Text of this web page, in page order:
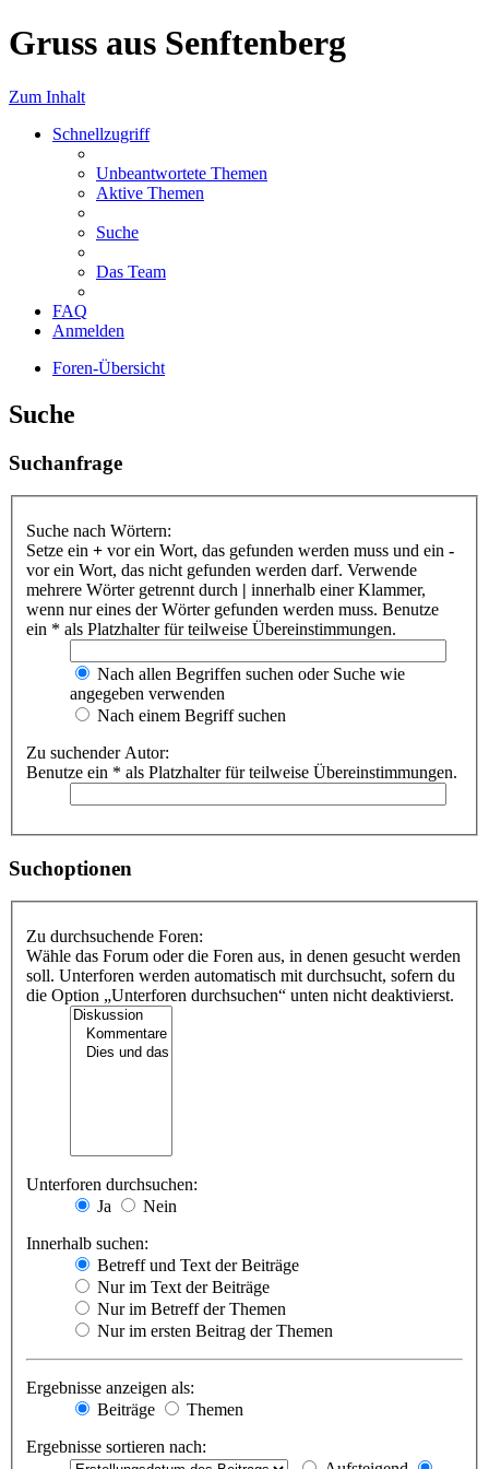
Gruss aus Senftenberg
Zum Inhalt
Schnellzugriff
Unbeantwortete Themen
Aktive Themen
Suche
Das Team
FAQ
Anmelden
Foren-Übersicht
Suche
Suchanfrage
Suche nach Wörtern:
Setze ein + vor ein Wort, das gefunden werden muss und ein -
vor ein Wort, das nicht gefunden werden darf. Verwende
mehrere Wörter getrennt durch | innerhalb einer Klammer,
wenn nur eines der Wörter gefunden werden muss. Benutze
ein * als Platzhalter für teilweise Übereinstimmungen.
Nach allen Begriffen suchen oder Suche wie
angegeben verwenden
Nach einem Begriff suchen
Zu suchender Autor:
Benutze ein * als Platzhalter für teilweise Übereinstimmungen.
Suchoptionen
Zu durchsuchende Foren:
Wähle das Forum oder die Foren aus, in denen gesucht werden
soll. Unterforen werden automatisch mit durchsucht, sofern du
die Option „Unterforen durchsuchen“ unten nicht deaktivierst.
Unterforen durchsuchen:
Ja
Nein
Innerhalb suchen:
Betreff und Text der Beiträge
Nur im Text der Beiträge
Nur im Betreff der Themen
Nur im ersten Beitrag der Themen
Ergebnisse anzeigen als:
Beiträge
Themen
Ergebnisse sortieren nach: